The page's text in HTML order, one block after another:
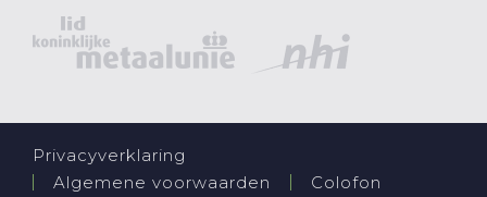
Privacyverklaring
Algemene voorwaarden
Colofon